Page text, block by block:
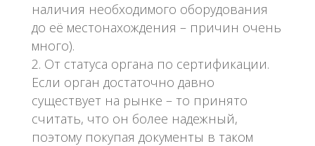
наличия необходимого оборудования
до её местонахождения – причин очень
много).
От статуса органа по сертификации.
Если орган достаточно давно
существует на рынке – то принято
считать, что он более надежный,
поэтому покупая документы в таком